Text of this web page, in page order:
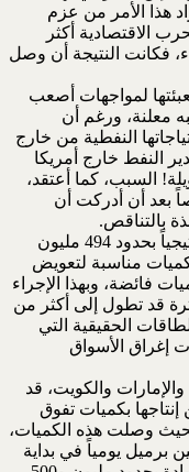
هذا الأمر من عزم
الاقتصادية أكثر
فكانت النتيجة أن وصل
لمواجهات أصعب
معلنة، ورغم أن
النفطية من خارج
النفط خارج أمريكا
السبب، كما أعتقد،
بعد أن أدركت أن
بالتناقص.
من المعروف أن أمريكا تمتلك خزيناً استراتيجياً بحدود 494 مليون
مناسبة لتعويض
فائضة، وبهذا الإجراء
قد تطول إلى أكثر من
الحقيقية التي
إغراق الأسواق
والإمارات والكويت، قد
بكميات تفوق
وصلت هذه الكميات،
برميل يومياً في بداية